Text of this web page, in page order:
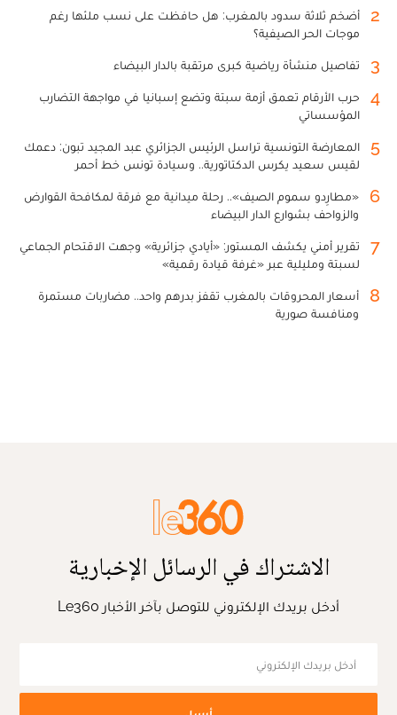
2
أضخم ثلاثة سدود بالمغرب: هل حافظت على نسب ملئها رغم
موجات الحر الصيفية؟
3 تفاصيل منشأة رياضية كبرى مرتقبة بالدار البيضاء
4
حرب الأرقام تعمق أزمة سبتة وتضع إسبانيا في مواجهة التضارب
المؤسساتي
5
المعارضة التونسية تراسل الرئيس الجزائري عبد المجيد تبون: دعمك
لقيس سعيد يكرس الدكتاتورية.. وسيادة تونس خط أحمر
6
«مطارِدو سموم الصيف».. رحلة ميدانية مع فرقة لمكافحة القوارض
والزواحف بشوارع الدار البيضاء
7
تقرير أمني يكشف المستور: «أيادي جزائرية» وجهت الاقتحام الجماعي
لسبتة ومليلية عبر «غرفة قيادة رقمية»
8
أسعار المحروقات بالمغرب تقفز بدرهم واحد.. مضاربات مستمرة
ومنافسة صورية
الاشتراك في الرسائل الإخبارية
أدخل بريدك الإلكتروني للتوصل بآخر الأخبار Le360